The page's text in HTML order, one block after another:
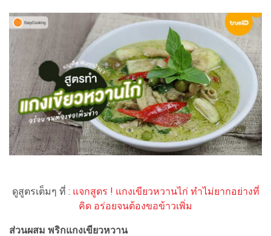
ดูสูตรเต็มๆ ที่ : แจกสูตร ! แกงเขียวหวานไก่ ทำไม่ยากอย่างที่
คิด อร่อยจนต้องขอข้าวเพิ่ม
ส่วนผสม พริกแกงเขียวหวาน